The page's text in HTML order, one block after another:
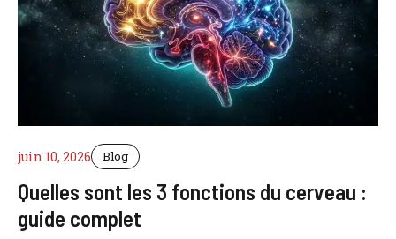
juin 10, 2026 Blog
Quelles sont les 3 fonctions du cerveau :
guide complet